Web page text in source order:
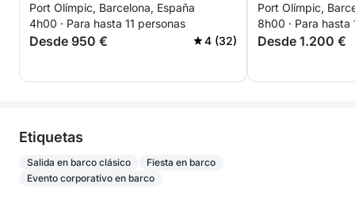
Port Olímpic, Barcelona, España
4h00 · Para hasta 11 personas
Desde 950 € 4 (32)
Port Olímpic,
8h00 · Para hasta
Desde 1.200 €
Etiquetas
Salida en barco clásico
Fiesta en barco
Evento corporativo en barco